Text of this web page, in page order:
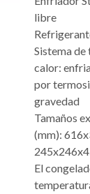
libre
Sistema
calor:
por
gravedad
Tamaños
(mm):
El